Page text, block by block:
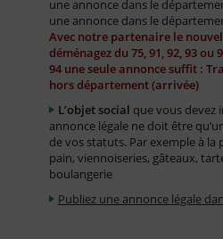
une annonce dans le
une annonce dans le
Avec notre partenaire le
déménagez du 75, 91, 92, 93 ou
94 une seule annonce suffit :
hors département (arrivée)
L’objet social que vous devez
annonce légale ne doit être
de vos statuts. Par exemple à la
pain, viennoiseries, gâteaux,
boulangerie
Publiez une annonce légale